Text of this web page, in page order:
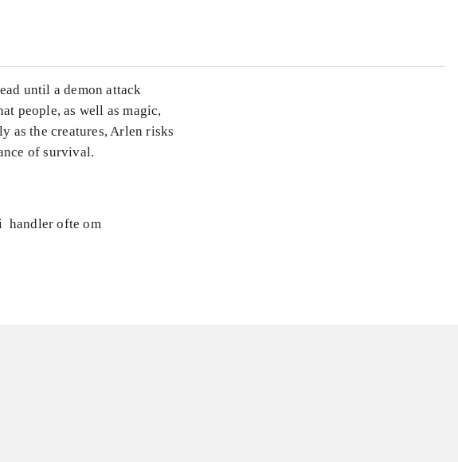
until a demon attack
people, as well as magic,
as the creatures, Arlen risks
of survival.
handler ofte om